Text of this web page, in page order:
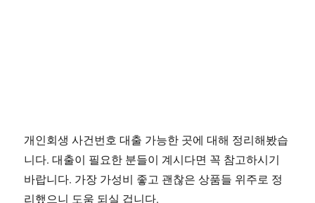
개인회생 사건번호 대출 가능한 곳에 대해 정리해봤습
니다. 대출이 필요한 분들이 계시다면 꼭 참고하시기
바랍니다. 가장 가성비 좋고 괜찮은 상품들 위주로 정
리했으니 도움 되실 겁니다.